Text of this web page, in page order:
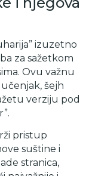
izuzetno
za sažetkom
Ovu važnu
šejh
verziju pod
pristup
suštine i
stranica,